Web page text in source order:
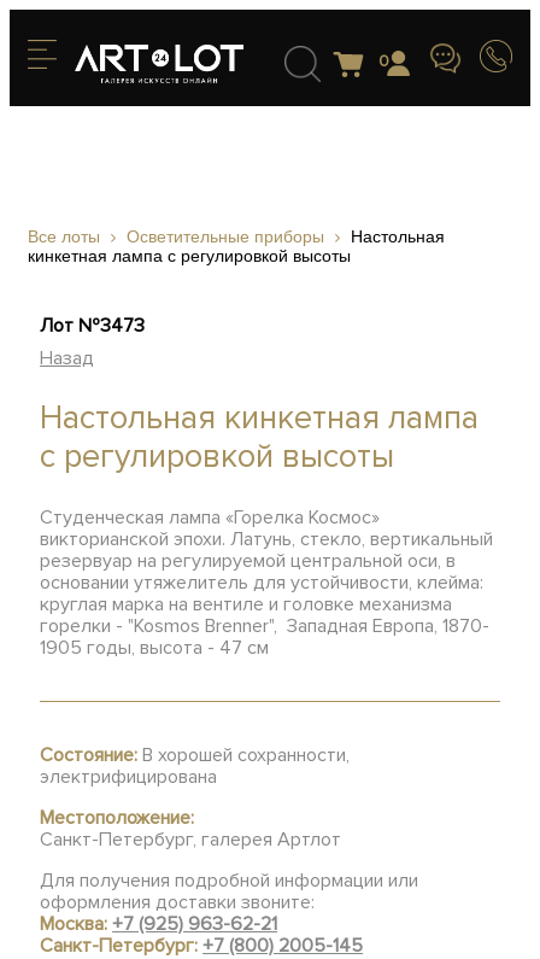
0
Все лоты Осветительные приборы
Настольная
кинкетная лампа с регулировкой высоты
Лот №3473
Назад
Настольная кинкетная лампа
с регулировкой высоты
Студенческая лампа «Горелка Космос»
викторианской эпохи. Латунь, стекло, вертикальный
резервуар на регулируемой центральной оси, в
основании утяжелитель для устойчивости, клейма:
круглая марка на вентиле и головке механизма
горелки - "Kosmos Brenner", Западная Европа, 1870-
1905 годы, высота - 47 см
Состояние: В хорошей сохранности,
электрифицирована
Местоположение:
Санкт-Петербург, галерея Артлот
Для получения подробной информации или
оформления доставки звоните:
Москва:+7 (925) 963-62-21
Санкт-Петербург:+7 (800) 2005-145